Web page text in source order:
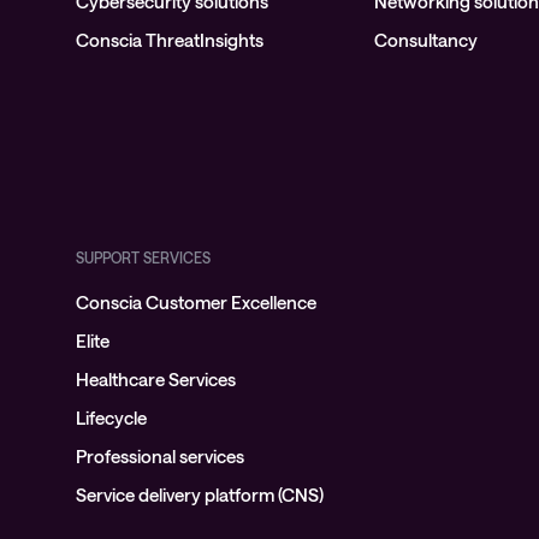
Conscia ThreatInsights
Consultancy
SUPPORT SERVICES
Conscia Customer Excellence
Elite
Healthcare Services
Lifecycle
Professional services
Service delivery platform (CNS)